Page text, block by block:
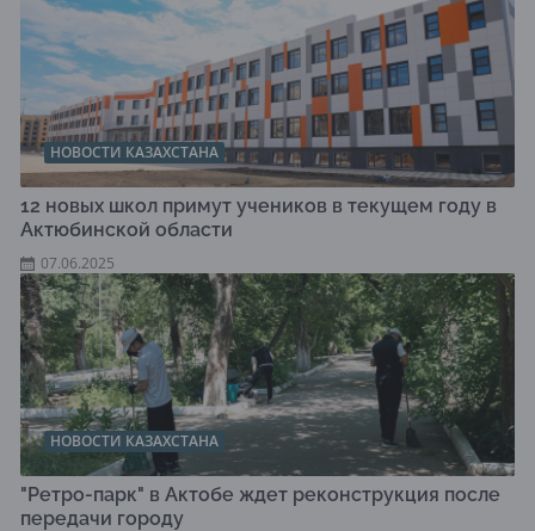
НОВОСТИ КАЗАХСТАНА
12 новых школ примут учеников в текущем году в
Актюбинской области
07.06.2025
НОВОСТИ КАЗАХСТАНА
"Ретро-парк" в Актобе ждет реконструкция после
передачи городу